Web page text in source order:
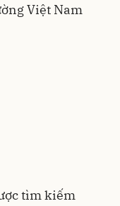
Việt Nam
tìm kiếm